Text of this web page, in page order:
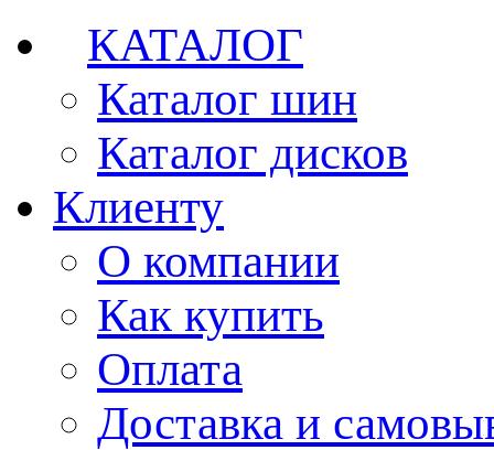
КАТАЛОГ
Каталог шин
Каталог дисков
Клиенту
О компании
Как купить
Оплата
Доставка и